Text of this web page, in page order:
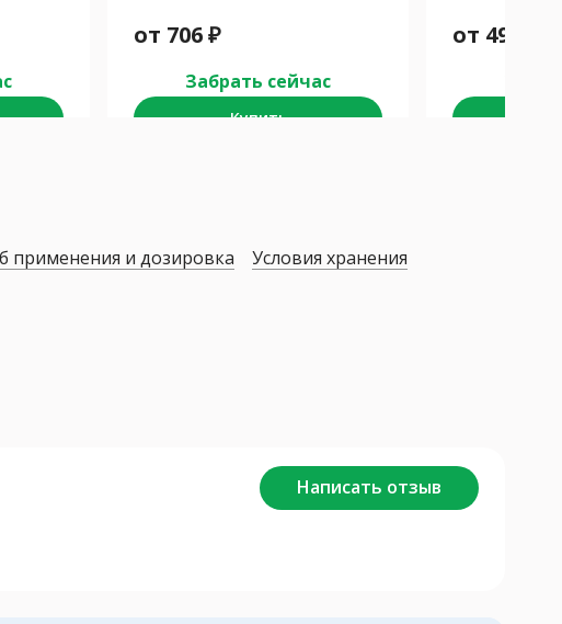
от 706₽
Забрать сейчас
Купить
от 494
применения и дозировка
Условия хранения
Написать отзыв